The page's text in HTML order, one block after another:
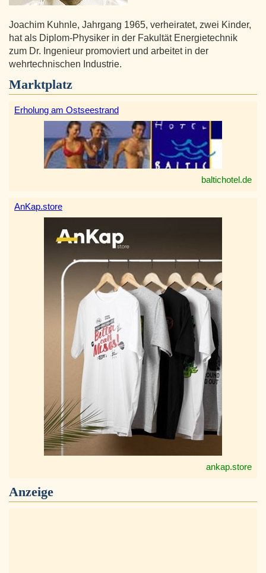
Joachim Kuhnle, Jahrgang 1965, verheiratet, zwei Kinder,
hat als Diplom-Physiker in der Fakultät Energietechnik
zum Dr. Ingenieur promoviert und arbeitet in der
wehrtechnischen Industrie.
Marktplatz
Erholung am Ostseestrand
baltichotel.de
AnKap.store
ankap.store
Anzeige